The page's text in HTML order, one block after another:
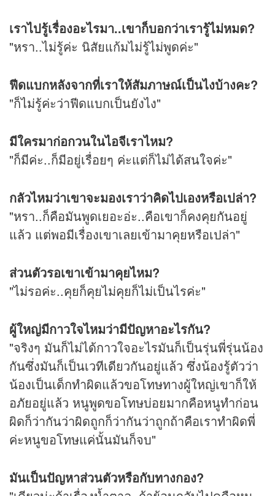
เราไปรู้เรื่องอะไรมา..เขาก็บอกว่าเรารู้ไม่หมด?
"หรา..ไม่รู้ค่ะ นิสัยแก้มไม่รู้ไม่พูดค่ะ"
ฟีดแบกหลังจากที่เราให้สัมภาษณ์เป็นไงบ้างคะ?
"ก็ไม่รู้ค่ะว่าฟีดแบกเป็นยังไง"
มีใครมาก่อกวนในไอจีเราไหม?
"ก็มีค่ะ..ก็มีอยู่เรื่อยๆ ค่ะแต่ก็ไม่ได้สนใจค่ะ"
กลัวไหมว่าเขาจะมองเราว่าคิดไปเองหรือเปล่า?
"หรา..ก็คือมันพูดเยอะอ่ะ..คือเขาก็คงคุยกันอยู่
แล้ว แต่พอมีเรื่องเขาเลยเข้ามาคุยหรือเปล่า"
ส่วนตัวรอเขาเข้ามาคุยไหม?
"ไม่รอค่ะ..คุยก็คุยไม่คุยก็ไม่เป็นไรค่ะ"
ผู้ใหญ่มีกาวใจไหมว่ามีปัญหาอะไรกัน?
"จริงๆ มันก็ไม่ได้กาวใจอะไรมันก็เป็นรุ่นพี่รุ่นน้อง
กันซึ่งมันก็เป็นเวทีเดียวกันอยู่แล้ว ซึ่งน้องรู้ตัวว่า
น้องเป็นเด็กทำผิดแล้วขอโทษทางผู้ใหญ่เขาก็ให้
อภัยอยู่แล้ว หนูพูดขอโทษบ่อยมากคือหนูทำก่อน
ผิดก็ว่ากันว่าผิดถูกก็ว่ากันว่าถูกถ้าคือเราทำผิดพี่
ค่ะหนูขอโทษแค่นั้นมันก็จบ"
มันเป็นปัญหาส่วนตัวหรือกับทางกอง?